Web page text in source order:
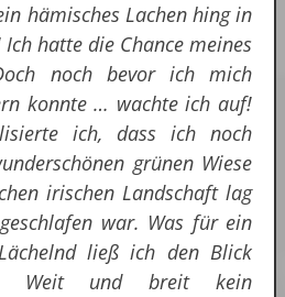
hämisches Lachen hing in
hatte die Chance meines
noch bevor ich mich
konnte … wachte ich auf!
ich, dass ich noch
grünen Wiese
irischen Landschaft lag
war. Was für ein
ließ ich den Blick
Weit und breit kein